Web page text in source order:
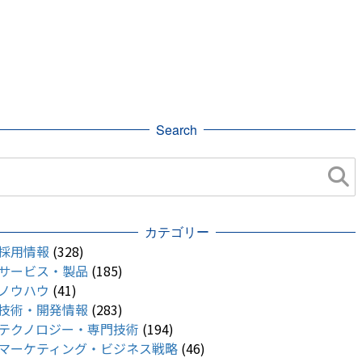
Search
カテゴリー
用情報 (328)
ービス・製品 (185)
ウハウ (41)
術・開発情報 (283)
クノロジー・専門技術 (194)
ーケティング・ビジネス戦略 (46)